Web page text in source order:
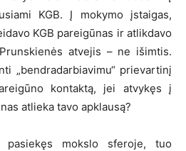
KGB. Į mokymo įstaigas,
KGB pareigūnas ir atlikdavo
atvejis – ne išimtis.
„bendradarbiavimu“ prievartinį
kontaktą, jei atvykęs į
atlieka tavo apklausą?
pasiekęs mokslo sferoje, tuo